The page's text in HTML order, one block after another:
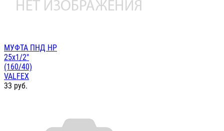
МУФТА ПНД НР
25х1/2"
(160/40)
VALFEX
33 руб.